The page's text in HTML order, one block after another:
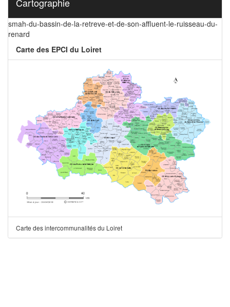
smah-du-bassin-de-la-retreve-et-de-son-affluent-le-ruisseau-du-
renard
Carte des EPCI du Loiret
Carte des intercommunalités du Loiret